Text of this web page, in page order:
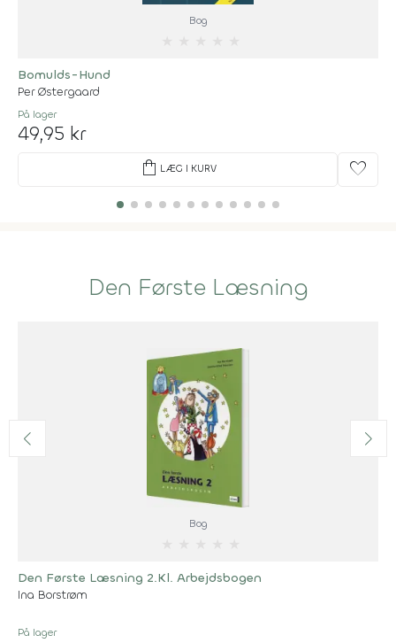
Bog
Bomulds-Hund
Per Østergaard
På lager
49,95 kr
shopping_bag LÆG I KURV favorite
Den Første Læsning
Bog
Den Første Læsning 2.Kl. Arbejdsbogen
Ina Borstrøm
På lager